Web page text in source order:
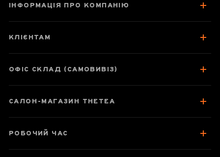
Паспорт товару
Про чай
ІНФОРМАЦІЯ ПРО КОМПАНІЮ
КЛІЄНТАМ
ОФІС СКЛАД (САМОВИВІЗ)
САЛОН-МАГАЗИН THETEA
РОБОЧИЙ ЧАС